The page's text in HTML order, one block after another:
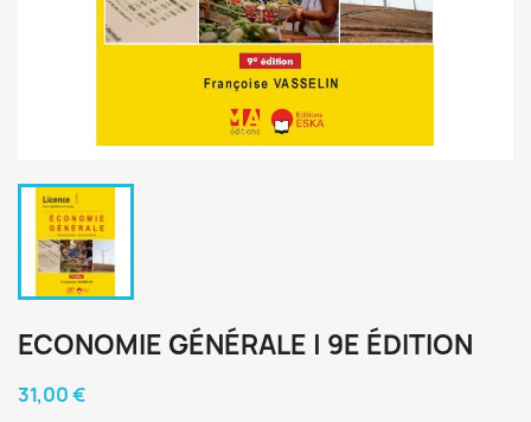
ECONOMIE GÉNÉRALE | 9E ÉDITION
31,00 €